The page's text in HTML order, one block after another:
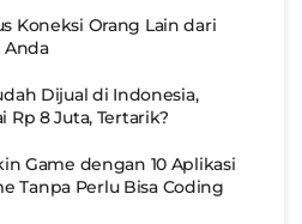
Koneksi Orang Lain dari
Anda
Dijual di Indonesia,
Rp 8 Juta, Tertarik?
Game dengan 10 Aplikasi
Tanpa Perlu Bisa Coding